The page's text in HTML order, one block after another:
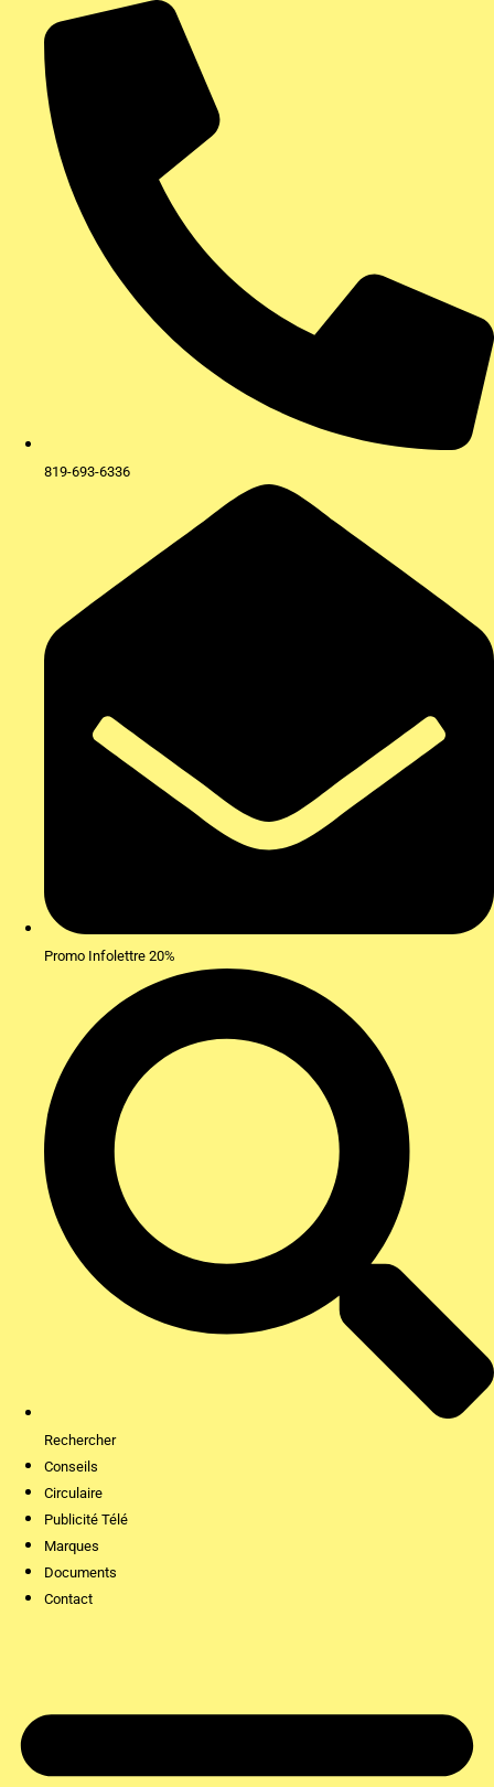
contenu
819-693-6336
Promo Infolettre 20%
Rechercher
Conseils
Circulaire
Publicité Télé
Marques
Documents
Contact